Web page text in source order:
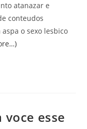
atanazar e
conteudos
o sexo lesbico
esse